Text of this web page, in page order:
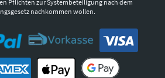
Pflichten zur Systembeteiligung nach dem
nachkommen wollen.